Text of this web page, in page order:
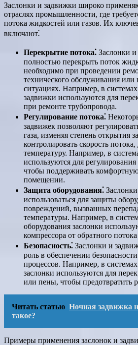
Заслонки и задвижки широко
отраслях промышленности, где
потока жидкостей или газов. Их
включают⁚
Перекрытие потока⁚ Заслонки
полностью перекрыть поток
необходимо при проведении
технического обслуживания
ситуациях. Например, в
задвижки используются для
при ремонте трубопровода.
Регулирование потока⁚
задвижек позволяют
газа, изменяя степень открытия
контролировать скорость
температуру. Например, в
используются для
чтобы поддерживать
помещении.
Защита оборудования⁚
использоваться для защиты
повреждений, вызванных
температуры. Например, в
оборудования заслонки
компрессора от обратного потока
Безопасность⁚ Заслонки и
роль в обеспечении
процессов. Например, в
заслонки используются для
или пены, чтобы предотвратить
Читать статью Ночная задвижка
такое?
Примеры применения заслонок и